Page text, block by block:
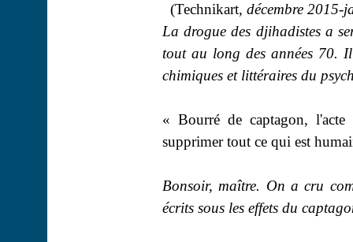
(Technikart, décembre 2015-
La drogue des djihadistes a
tout au long des années 70.
chimiques et littéraires du
« Bourré de captagon,
supprimer tout ce qui est
Bonsoir, maître. On a cru
écrits sous les effets du